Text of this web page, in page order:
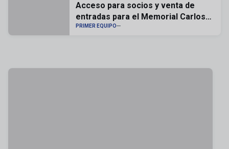
Acceso para socios y venta de
entradas para el Memorial Carlos
Lapetra
PRIMER EQUIPO